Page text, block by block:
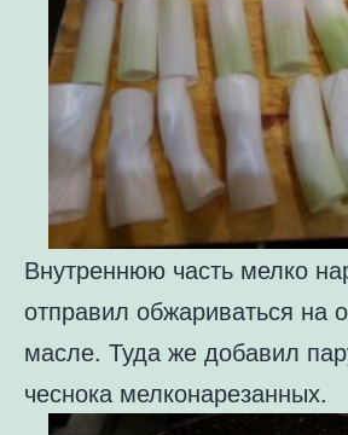
Внутреннюю часть мелко
отправил обжариваться на
масле. Туда же добавил
чеснока мелконарезанных.